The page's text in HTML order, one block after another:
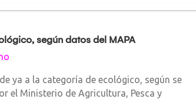
según datos del MAPA
ya a la categoría de ecológico, según se
el Ministerio de Agricultura, Pesca y